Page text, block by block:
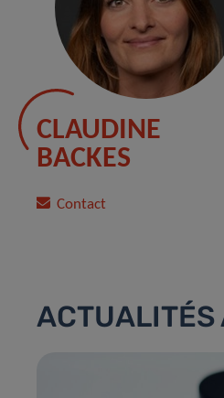
CLAUDINE
BACKES
Contact
ACTUALITÉS